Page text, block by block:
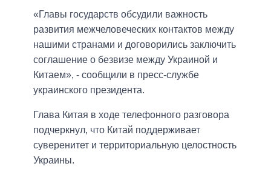
«Главы государств обсудили важность
развития межчеловеческих контактов между
нашими странами и договорились заключить
соглашение о безвизе между Украиной и
Китаем», - сообщили в пресс-службе
украинского президента.
Глава Китая в ходе телефонного разговора
подчеркнул, что Китай поддерживает
суверенитет и территориальную целостность
Украины.